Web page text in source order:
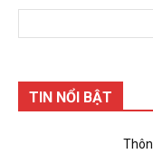
TIN NỔI BẬT